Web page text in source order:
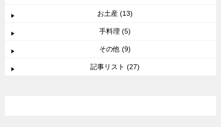
お土産 (13)
手料理 (5)
その他 (9)
記事リスト (27)